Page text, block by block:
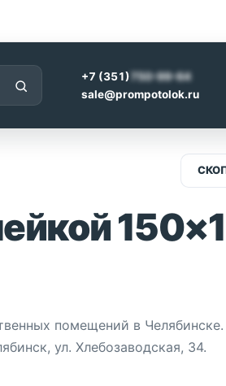
+7 (351) 750-99-64
sale@prompotolok.ru
помещений в
ул. Хлебозаводская, 34.